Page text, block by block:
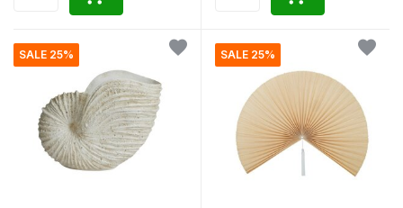
SALE 25% SALE 25%